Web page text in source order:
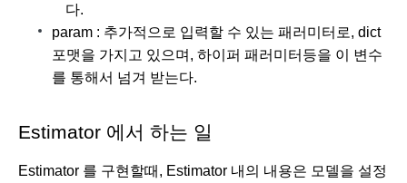
다.
param : 추가적으로 입력할 수 있는 패러미터로, dict
포맷을 가지고 있으며, 하이퍼 패러미터등을 이 변수
를 통해서 넘겨 받는다.
Estimator 에서 하는 일
Estimator 를 구현할때, Estimator 내의 내용은 모델을 설정